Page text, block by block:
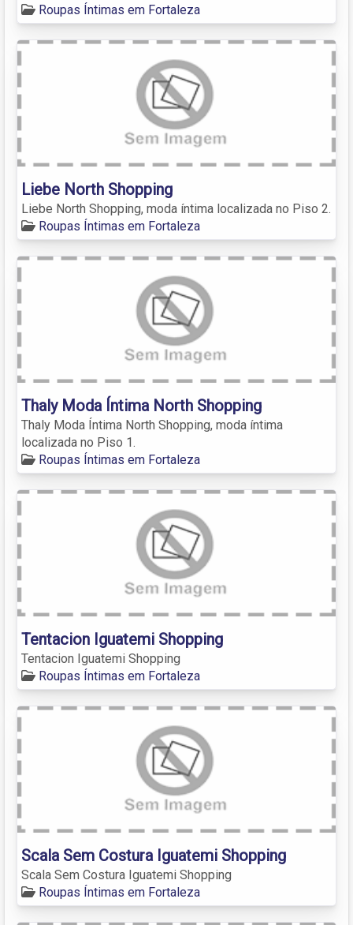
Roupas Íntimas em Fortaleza
Liebe North Shopping
Liebe North Shopping, moda íntima localizada no Piso 2.
Roupas Íntimas em Fortaleza
Thaly Moda Íntima North Shopping
Thaly Moda Íntima North Shopping, moda íntima
localizada no Piso 1.
Roupas Íntimas em Fortaleza
Tentacion Iguatemi Shopping
Tentacion Iguatemi Shopping
Roupas Íntimas em Fortaleza
Scala Sem Costura Iguatemi Shopping
Scala Sem Costura Iguatemi Shopping
Roupas Íntimas em Fortaleza